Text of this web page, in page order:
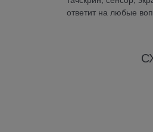
ответит на любые